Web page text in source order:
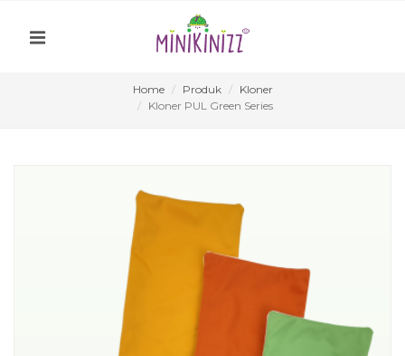
Home Produk
Kloner
Kloner PUL Green Series